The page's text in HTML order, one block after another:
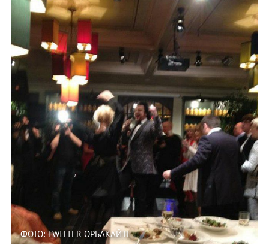
ФОТО: TWITTER ОРБАКАЙТЕ